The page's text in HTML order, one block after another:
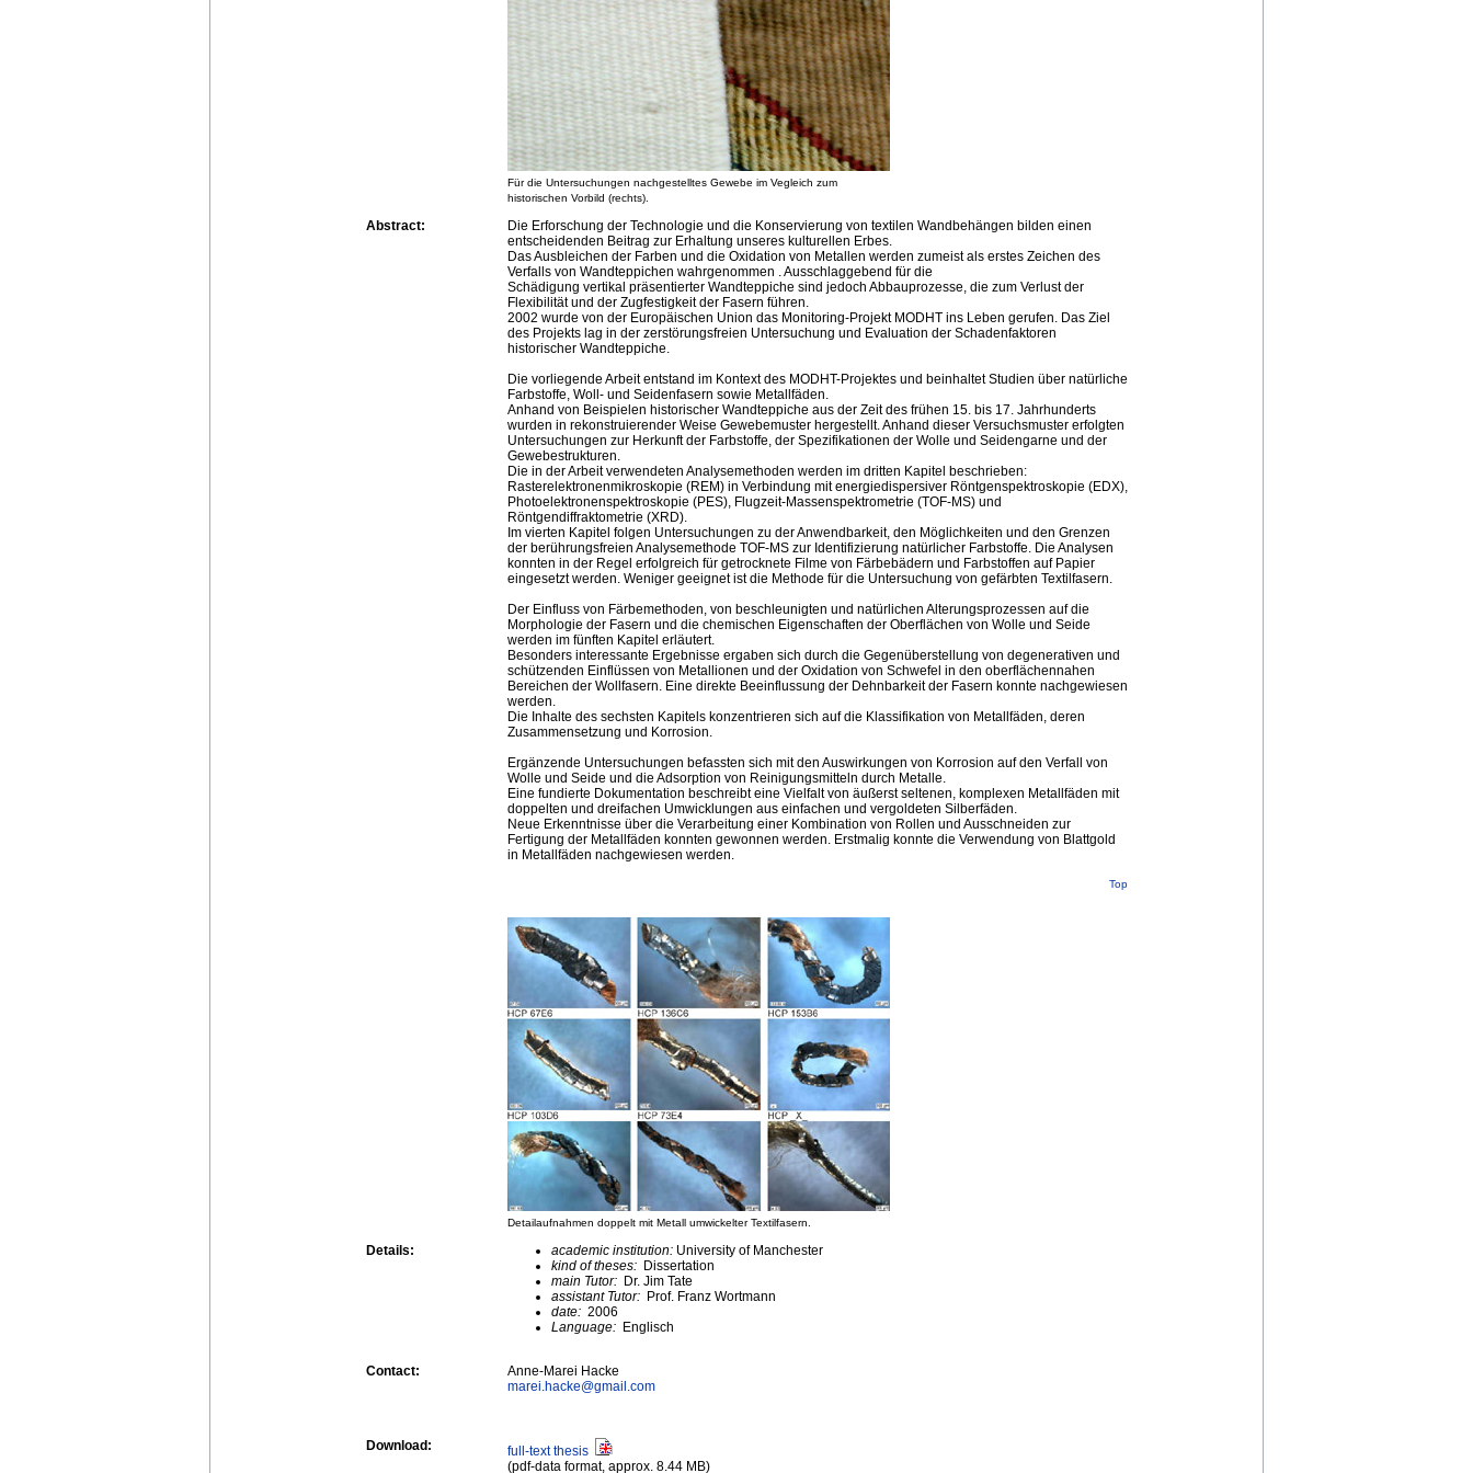
Für die Untersuchungen nachgestelltes Gewebe im Vegleich zum
historischen Vorbild (rechts).
Abstract:
Die Erforschung der Technologie und die Konservierung von textilen Wandbehängen bilden einen
entscheidenden Beitrag zur Erhaltung unseres kulturellen Erbes.
Das Ausbleichen der Farben und die Oxidation von Metallen werden zumeist als erstes Zeichen des
Verfalls von Wandteppichen wahrgenommen . Ausschlaggebend für die
Schädigung vertikal präsentierter Wandteppiche sind jedoch Abbauprozesse, die zum Verlust der
Flexibilität und der Zugfestigkeit der Fasern führen.
2002 wurde von der Europäischen Union das Monitoring-Projekt MODHT ins Leben gerufen. Das Ziel
des Projekts lag in der zerstörungsfreien Untersuchung und Evaluation der Schadenfaktoren
historischer Wandteppiche.
Die vorliegende Arbeit entstand im Kontext des MODHT-Projektes und beinhaltet Studien über natürliche
Farbstoffe, Woll- und Seidenfasern sowie Metallfäden.
Anhand von Beispielen historischer Wandteppiche aus der Zeit des frühen 15. bis 17. Jahrhunderts
wurden in rekonstruierender Weise Gewebemuster hergestellt. Anhand dieser Versuchsmuster erfolgten
Untersuchungen zur Herkunft der Farbstoffe, der Spezifikationen der Wolle und Seidengarne und der
Gewebestrukturen.
Die in der Arbeit verwendeten Analysemethoden werden im dritten Kapitel beschrieben:
Rasterelektronenmikroskopie (REM) in Verbindung mit energiedispersiver Röntgenspektroskopie (EDX),
Photoelektronenspektroskopie (PES), Flugzeit-Massenspektrometrie (TOF-MS) und
Röntgendiffraktometrie (XRD).
Im vierten Kapitel folgen Untersuchungen zu der Anwendbarkeit, den Möglichkeiten und den Grenzen
der berührungsfreien Analysemethode TOF-MS zur Identifizierung natürlicher Farbstoffe. Die Analysen
konnten in der Regel erfolgreich für getrocknete Filme von Färbebädern und Farbstoffen auf Papier
eingesetzt werden. Weniger geeignet ist die Methode für die Untersuchung von gefärbten Textilfasern.
Der Einfluss von Färbemethoden, von beschleunigten und natürlichen Alterungsprozessen auf die
Morphologie der Fasern und die chemischen Eigenschaften der Oberflächen von Wolle und Seide
werden im fünften Kapitel erläutert.
Besonders interessante Ergebnisse ergaben sich durch die Gegenüberstellung von degenerativen und
schützenden Einflüssen von Metallionen und der Oxidation von Schwefel in den oberflächennahen
Bereichen der Wollfasern. Eine direkte Beeinflussung der Dehnbarkeit der Fasern konnte nachgewiesen
werden.
Die Inhalte des sechsten Kapitels konzentrieren sich auf die Klassifikation von Metallfäden, deren
Zusammensetzung und Korrosion.
Ergänzende Untersuchungen befassten sich mit den Auswirkungen von Korrosion auf den Verfall von
Wolle und Seide und die Adsorption von Reinigungsmitteln durch Metalle.
Eine fundierte Dokumentation beschreibt eine Vielfalt von äußerst seltenen, komplexen Metallfäden mit
doppelten und dreifachen Umwicklungen aus einfachen und vergoldeten Silberfäden.
Neue Erkenntnisse über die Verarbeitung einer Kombination von Rollen und Ausschneiden zur
Fertigung der Metallfäden konnten gewonnen werden. Erstmalig konnte die Verwendung von Blattgold
in Metallfäden nachgewiesen werden.
Top
Detailaufnahmen doppelt mit Metall umwickelter Textilfasern.
Details: academic institution: University of Manchester
kind of theses: Dissertation
main Tutor: Dr. Jim Tate
assistant Tutor: Prof. Franz Wortmann
date: 2006
Language: Englisch
Contact:
Anne-Marei Hacke
marei.hacke@gmail.com
Download:
full-text thesis
(pdf-data format, approx. 8.44 MB)